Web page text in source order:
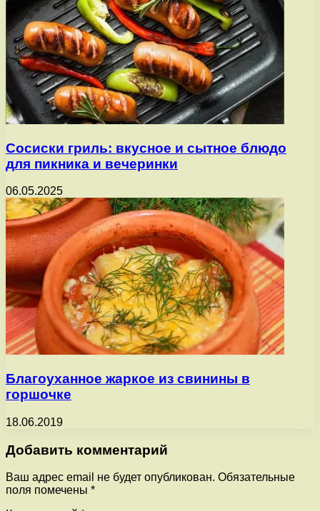
Сосиски гриль: вкусное и сытное блюдо
для пикника и вечеринки
06.05.2025
Благоуханное жаркое из свинины в
горшочке
18.06.2019
Добавить комментарий
Ваш адрес email не будет опубликован. Обязательные
поля помечены *